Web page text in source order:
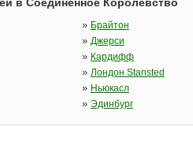
» Брайтон
» Джерси
» Кардифф
» Лондон Stansted
» Ньюкасл
» Эдинбург